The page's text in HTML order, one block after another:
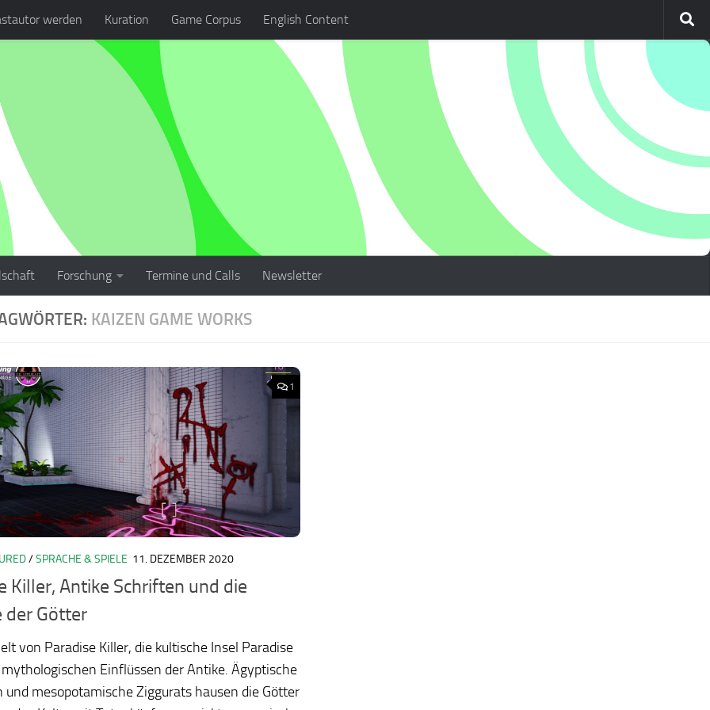
werden Kuration Game Corpus English Content
Forschung Termine und Calls Newsletter
KAIZEN GAME WORKS
1
/SPRACHE & SPIELE 11. DEZEMBER 2020
Killer, Antike Schriften und die
der Götter
von Paradise Killer, die kultische Insel Paradise
Einflüssen der Antike. Ägyptische
und mesopotamische Ziggurats hausen die Götter
ludo2026/